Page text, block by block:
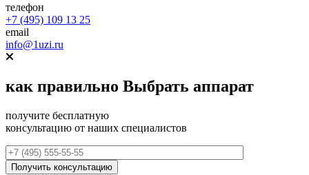
телефон
+7 (495) 109 13 25
email
info@1uzi.ru
как правильно Выбрать аппарат
получите бесплатную
консультацию от наших специалистов